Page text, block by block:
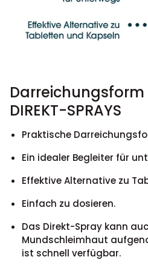
Darreichungsform
DIREKT-SPRAYS
Praktische
Ein idealer Begleiter für
Effektive Alternative zu
Einfach zu dosieren.
Das Direkt-Spray kann
Mundschleimhaut
ist schnell verfügbar.